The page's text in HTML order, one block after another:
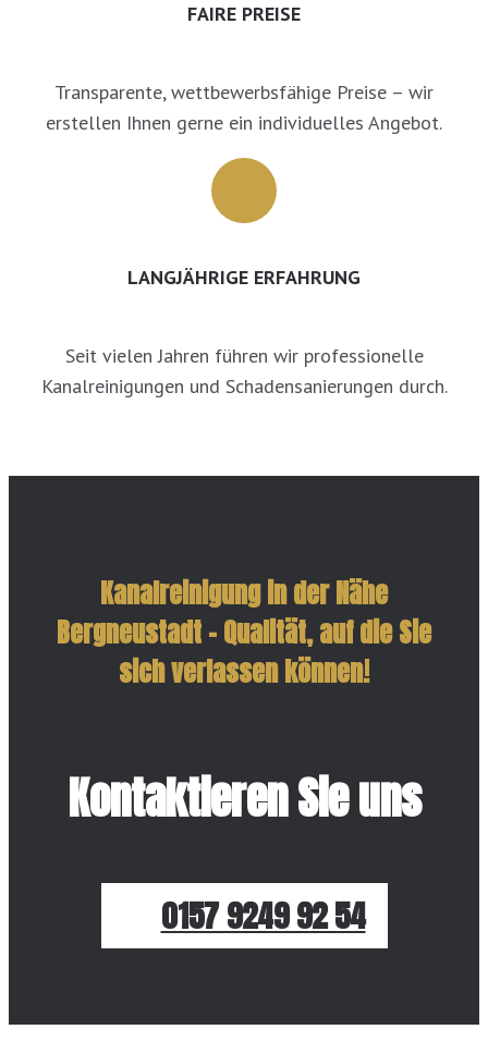
FAIRE PREISE
Transparente, wettbewerbsfähige Preise – wir
erstellen Ihnen gerne ein individuelles Angebot.
LANGJÄHRIGE ERFAHRUNG
Seit vielen Jahren führen wir professionelle
Kanalreinigungen und Schadensanierungen durch.
Kanalreinigung in der Nähe
Bergneustadt – Qualität, auf die Sie
sich verlassen können!
Kontaktieren Sie uns
0157 9249 92 54